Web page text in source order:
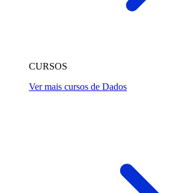
CURSOS
Ver mais cursos de Dados